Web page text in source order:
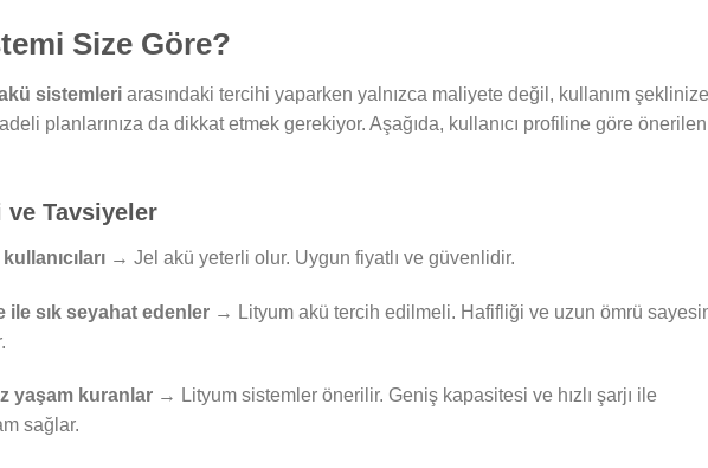
Size Göre?
sistemleri arasındaki tercihi yaparken yalnızca maliyete değil, kullanım
planlarınıza da dikkat etmek gerekiyor. Aşağıda, kullanıcı profiline göre önerilen
ve Tavsiyeler
→ Jel akü yeterli olur. Uygun fiyatlı ve güvenlidir.
ile sık seyahat edenler→ Lityum akü tercih edilmeli. Hafifliği ve uzun ömrü
yaşam kuranlar→ Lityum sistemler önerilir. Geniş kapasitesi ve hızlı şarjı ile
sağlar.